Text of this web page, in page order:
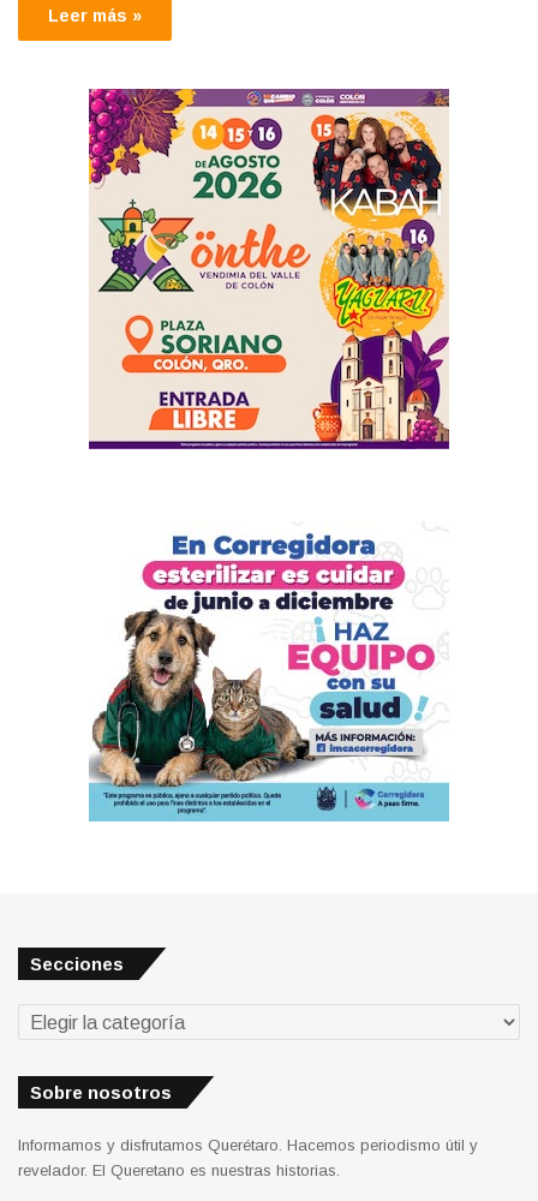
Leer más »
Secciones
Secciones
Sobre nosotros
Informamos y disfrutamos Querétaro. Hacemos periodismo útil y
revelador. El Queretano es nuestras historias.